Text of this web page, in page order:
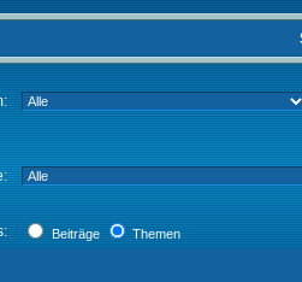
Beiträge Themen